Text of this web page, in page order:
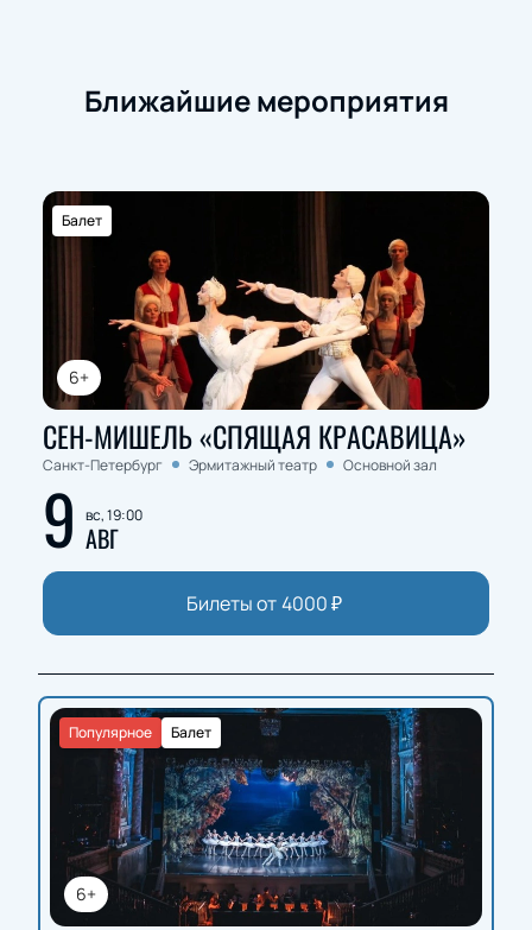
Обратите внимание, возможна смена актёрского
Ближайшие мероприятия
6+
Балет
СЕН-МИШЕЛЬ «СПЯЩАЯ КРАСАВИЦА»
Санкт-Петербург Эрмитажный театр Основной зал
9 вс, 19:00
АВГ
Билеты от 4000₽
6+
Балет
Популярное